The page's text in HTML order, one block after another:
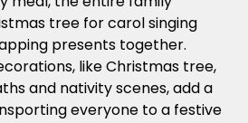
tree for carol singing
presents together.
like Christmas tree,
and nativity scenes, add a
everyone to a festive